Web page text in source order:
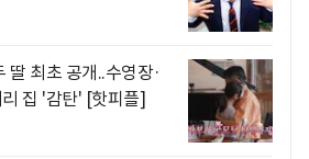
딸 최초 공개..수영장·
집 '감탄' [핫피플]